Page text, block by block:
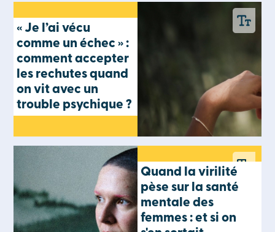
« Je l’ai vécu
comme un échec » :
comment accepter
les rechutes quand
on vit avec un
trouble psychique ?
Quand la virilité
pèse sur la santé
mentale des
femmes : et si on